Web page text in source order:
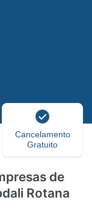
Cancelamento
Gratuito
de
Rotana